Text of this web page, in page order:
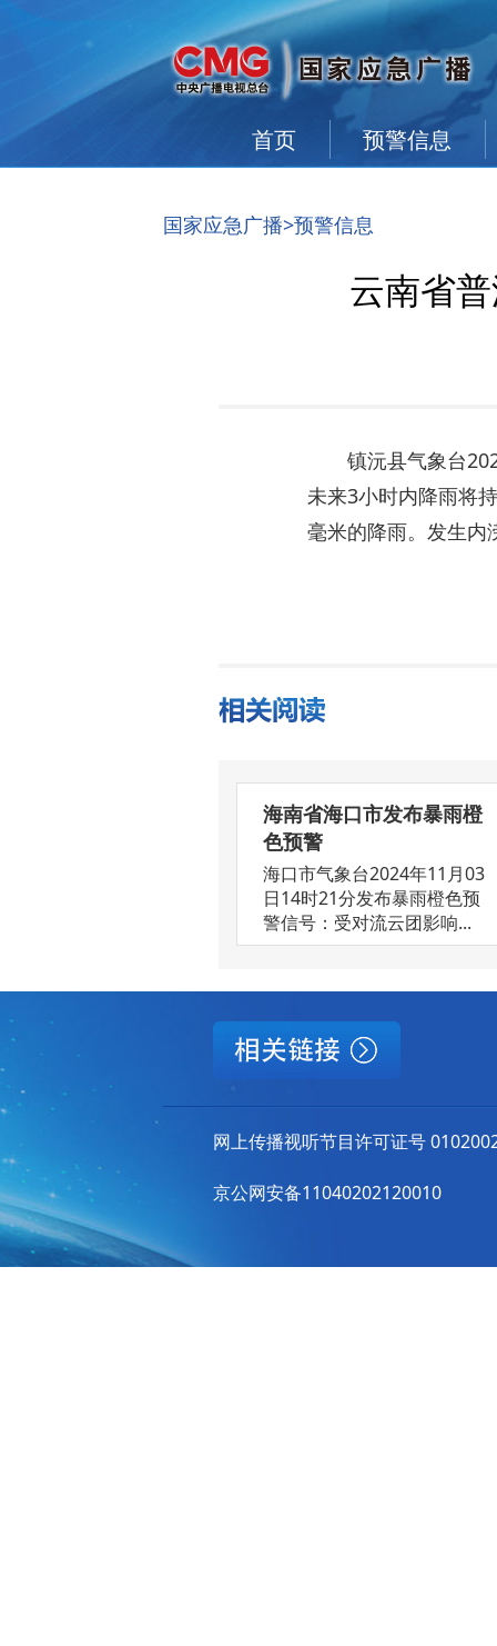
首页 预警信息
国家应急广播>预警信息
云南省
镇沅县气象台
未来3小时内降雨将
毫米的降雨。发生内
海南省海口市发布暴雨橙
色预警
海口市气象台2024年11月03
日14时21分发布暴雨橙色预
警信号：受对流云团影响...
网上传播视听节目许可证号
京公网安备11040202120010